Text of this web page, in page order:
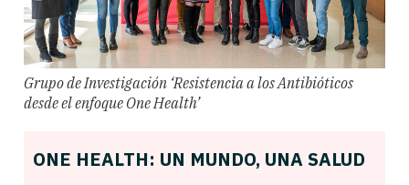
Grupo de Investigación ‘Resistencia a los Antibióticos
desde el enfoque One Health’
ONE HEALTH: UN MUNDO, UNA SALUD